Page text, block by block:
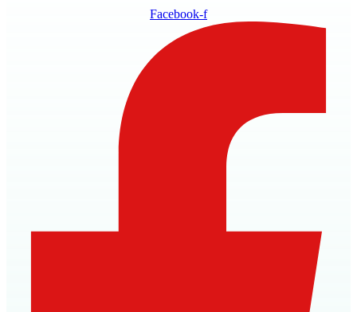
Facebook-f